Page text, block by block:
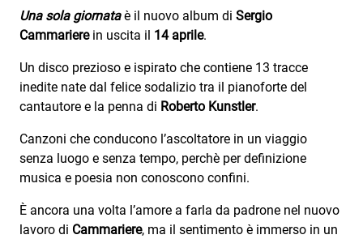
Radio Suby
Subasio Collection
Subasio Per Un’Ora D’Amore
Video
Foto
Speciali
Oroscopo
Una sola giornataè il nuovo album di Sergio
Cammarierein uscita il 14 aprile.
Un disco prezioso e ispirato che contiene 13 tracce
inedite nate dal felice sodalizio tra il pianoforte del
cantautore e la penna di Roberto Kunstler.
Canzoni che conducono l’ascoltatore in un viaggio
senza luogo e senza tempo, perchè per definizione
musica e poesia non conoscono confini.
È ancora una volta l’amore a farla da padrone nel nuovo
lavoro di Cammariere, ma il sentimento è immerso in un